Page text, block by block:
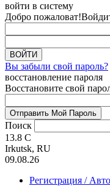
войти в систему
Добро пожаловат!
Вы забыли свой пароль?
восстановление пароля
Восстановите свой
Поиск
13.8 C
Irkutsk, RU
09.08.26
Регистрация /